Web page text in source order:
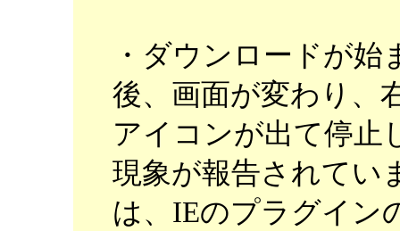
・ダウンロードが始
後、画面が変わり、
アイコンが出て停止
現象が報告されてい
は、IEのプラグイン